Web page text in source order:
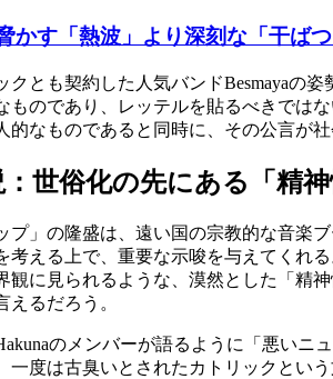
かす「熱波」より深刻な「干ば
クとも契約した人気バンドBesmayaの
ものであり、レッテルを貼るべきでは
的なものであると同時に、その公言が
世俗化の先にある「精神
プ」の隆盛は、遠い国の宗教的な音楽
考える上で、重要な示唆を与えてくれ
観に見られるような、漠然とした「精
るだろう。
のメンバーが語るように「悪い
一度は古臭いとされたカトリックとい